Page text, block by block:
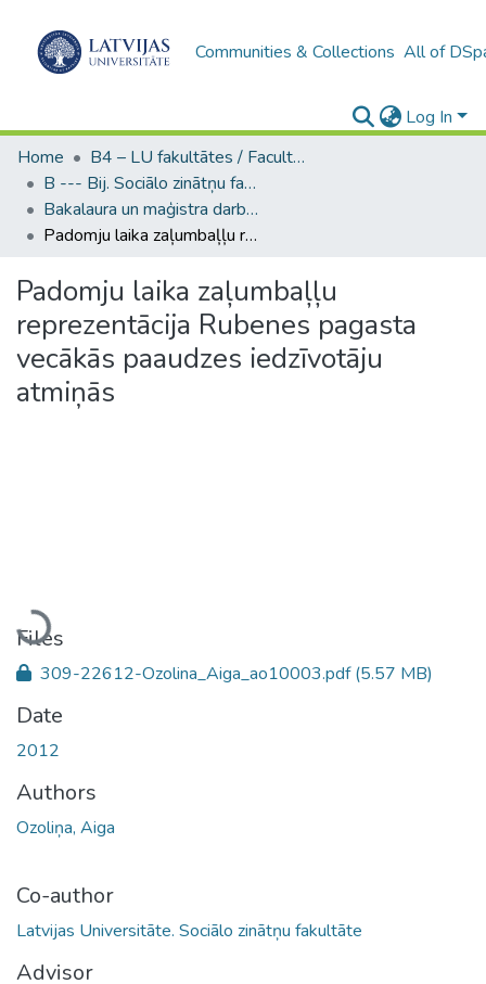
Communities & Collections All of
Log In
Home
B4 – LU fakultātes / Faculties of the UL
B --- Bij. Sociālo zinātņu fakultātes noslēguma darbi / Faculty of Social Sciences - Graduate works
Bakalaura un maģistra darbi (SZF) / Bachelor's and Master's theses
Padomju laika zaļumbaļļu reprezentācija Rubenes pagasta vecākās paaudzes iedzīvotāju atmiņās
Padomju laika zaļumbaļļu
reprezentācija Rubenes pagasta
vecākās paaudzes iedzīvotāju
atmiņās
Loading...
Files
309-22612-Ozolina_Aiga_ao10003.pdf(5.57 MB)
Date
2012
Authors
Ozoliņa, Aiga
Co-author
Latvijas Universitāte. Sociālo zinātņu fakultāte
Advisor